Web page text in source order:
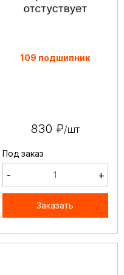
109 подшипник
830 ₽/шт
Под заказ
- +
Заказать